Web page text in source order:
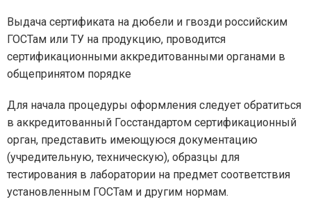
Выдача сертификата на дюбели и гвозди российским
ГОСТам или ТУ на продукцию, проводится
сертификационными аккредитованными органами в
общепринятом порядке
Для начала процедуры оформления следует обратиться
в аккредитованный Госстандартом сертификационный
орган, представить имеющуюся документацию
(учредительную, техническую), образцы для
тестирования в лаборатории на предмет соответствия
установленным ГОСТам и другим нормам.